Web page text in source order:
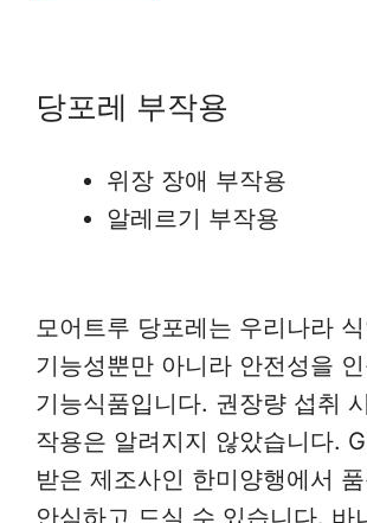
당포레 부작용
위장 장애 부작용
알레르기 부작용
모어트루 당포레는 우리나라
기능성뿐만 아니라 안전성을
기능식품입니다. 권장량 섭취
작용은 알려지지 않았습니다.
받은 제조사인 한미양행에서
안심하고 드실 수 있습니다. 바